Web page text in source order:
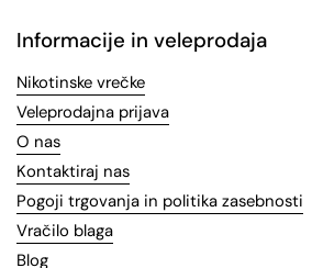
Informacije in veleprodaja
Nikotinske vrečke
Veleprodajna prijava
O nas
Kontaktiraj nas
Pogoji trgovanja in politika zasebnosti
Vračilo blaga
Blog